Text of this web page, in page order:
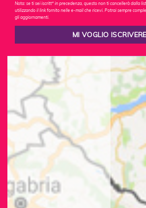
Nota: se ti sei iscritt* in precedenza, questo non ti cancellerà dalla
utilizzando il link fornito nelle e-mail che ricevi. Potrai sempre
gli aggiornamenti.